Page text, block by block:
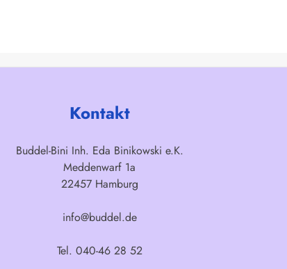
Kontakt
Buddel-Bini Inh. Eda Binikowski e.K.
Meddenwarf 1a
22457 Hamburg
info@buddel.de
Tel. 040-46 28 52